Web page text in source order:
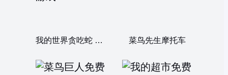
我的世界贪吃蛇 2048 菜鸟先生摩托车